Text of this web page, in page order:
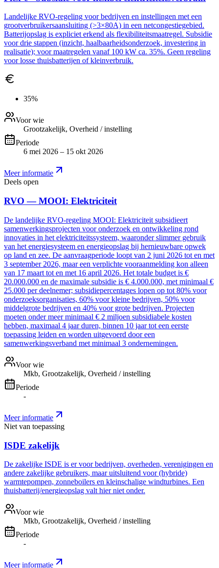
Landelijke RVO-regeling voor bedrijven en instellingen met een
grootverbruikersaansluiting (>3×80A) in een netcongestiegebied.
Batterijopslag is expliciet erkend als flexibiliteitsmaatregel. Subsidie
voor drie stappen (inzicht, haalbaarheidsonderzoek, investering in
realisatie); voor maatregelen vanaf 100 kW ca. 35%. Geen regeling
voor losse thuisbatterijen of kleinverbruik.
35%
Voor wie
Grootzakelijk, Overheid / instelling
Periode
6 mei 2026 – 15 okt 2026
Meer informatie
Deels open
RVO — MOOI: Elektriciteit
De landelijke RVO-regeling MOOI: Elektriciteit subsidieert
samenwerkingsprojecten voor onderzoek en ontwikkeling rond
innovaties in het elektriciteitssysteem, waaronder slimmer gebruik
van het energiesysteem en energieopslag bij hernieuwbare opwek
op land en zee. De aanvraagperiode loopt van 2 juni 2026 tot en met
3 september 2026, maar een verplichte vooraanmelding kon alleen
van 17 maart tot en met 16 april 2026. Het totale budget is €
20.000.000 en de maximale subsidie is € 4.000.000, met minimaal €
25.000 per deelnemer; subsidiepercentages lopen op tot 80% voor
onderzoeksorganisaties, 60% voor kleine bedrijven, 50% voor
middelgrote bedrijven en 40% voor grote bedrijven. Projecten
moeten onder meer minimaal € 2 miljoen subsidiabele kosten
hebben, maximaal 4 jaar duren, binnen 10 jaar tot een eerste
toepassing leiden en worden uitgevoerd door een
samenwerkingsverband met minimaal 3 ondernemingen.
Voor wie
Mkb, Grootzakelijk, Overheid / instelling
Periode
-
Meer informatie
Niet van toepassing
ISDE zakelijk
De zakelijke ISDE is er voor bedrijven, overheden, verenigingen en
andere zakelijke gebruikers, maar uitsluitend voor (hybride)
warmtepompen, zonneboilers en kleinschalige windturbines. Een
thuisbatterij/energieopslag valt hier niet onder.
Voor wie
Mkb, Grootzakelijk, Overheid / instelling
Periode
-
Meer informatie